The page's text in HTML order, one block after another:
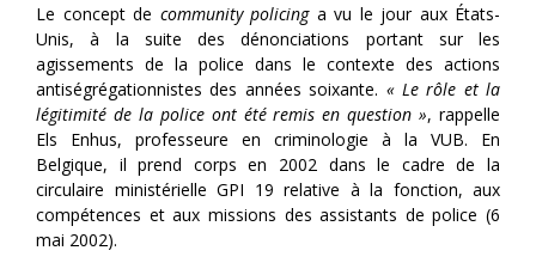
Le concept de community policinga vu le jour aux États-
Unis, à la suite des dénonciations portant sur les
agissements de la police dans le contexte des actions
antiségrégationnistes des années soixante. « Le rôle et la
légitimité de la police ont été remis en question », rappelle
Els Enhus, professeure en criminologie à la VUB. En
Belgique, il prend corps en 2002 dans le cadre de la
circulaire ministérielle GPI 19 relative à la fonction, aux
compétences et aux missions des assistants de police (6
mai 2002).